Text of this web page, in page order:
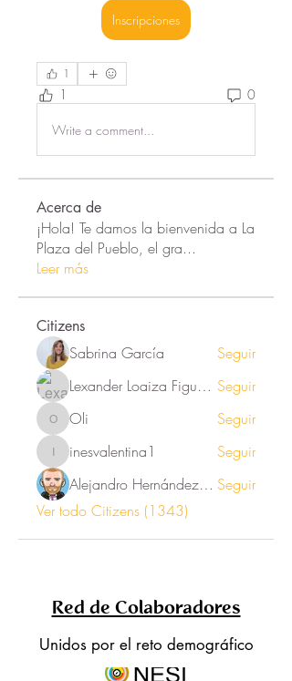
Inscripciones
1
1 0
Write a comment...
Acerca de
¡Hola! Te damos la bienvenida a La
Plaza del Pueblo, el gra...
Leer más
Citizens
Sabrina García
Seguir
Lexander Loaiza Figueroa Seguir
Oli Oli Seguir
inesvalentina1
inesvalentina1
Seguir
Alejandro Hernández Renner Seguir
Ver todo Citizens (1343)
Red de Colaboradores
Unidos por el reto demográfico